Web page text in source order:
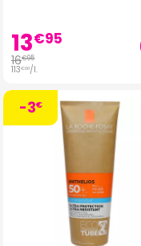
13€95
16€95
113€00/l.
-3€